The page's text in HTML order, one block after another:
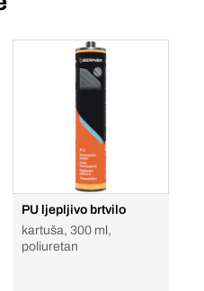
PU ljepljivo brtvilo
kartuša, 300 ml,
poliuretan